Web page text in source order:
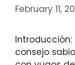
February 11,
Introducción:
consejo